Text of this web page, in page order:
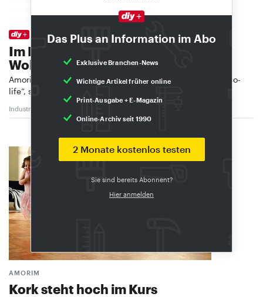
Das Plus an Information im Abo
Exklusive Branchen-News
Wichtige Artikel früher online
Print-Ausgabe + E-Magazin
Online-Archiv seit 1990
2 Monate kostenlos testen
Sie sind bereits Abonnent?
Hier anmelden
AMORIM
Im Fokus: Nachhaltigkeit und
Wohnkomfort
Amorim hat einen Markenrelaunch bei „Corklife“ und „Deco­
life“, seinen beiden Kork-Produktlinien …
Industrie
AMORIM
Kork steht hoch im Kurs